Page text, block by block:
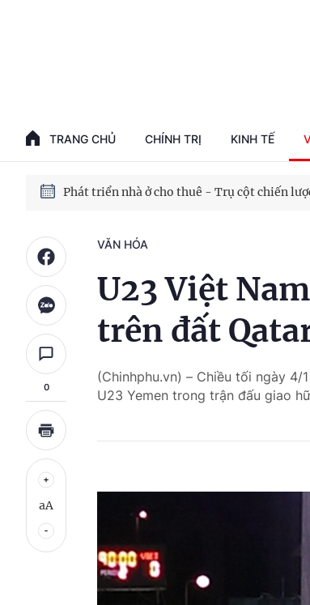
TRANG CHỦ CHÍNH TRỊ KINH TẾ
Phát triển kinh tế nhà nước trong kỷ
Phát triển nhà ở cho thuê - Trụ cột chiến
0
aA
VĂN HÓA
U23 Việt
trên đất
(Chinhphu.vn) – Chiều tối ngày
U23 Yemen trong trận đấu giao